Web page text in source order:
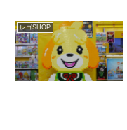
レゴSHOP